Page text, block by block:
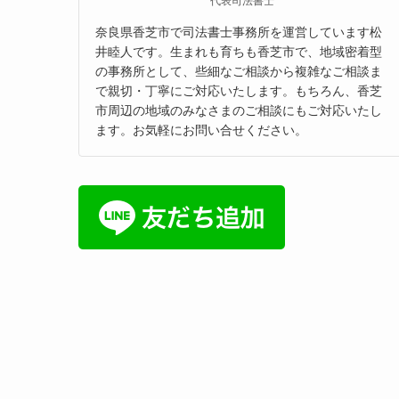
奈良県香芝市で司法書士事務所を運営しています松
井睦人です。生まれも育ちも香芝市で、地域密着型
の事務所として、些細なご相談から複雑なご相談ま
で親切・丁寧にご対応いたします。もちろん、香芝
市周辺の地域のみなさまのご相談にもご対応いたし
ます。お気軽にお問い合せください。